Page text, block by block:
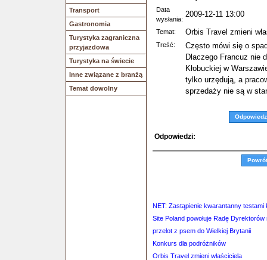
Transport
Gastronomia
Turystyka zagraniczna
przyjazdowa
Turystyka na świecie
Inne związane z branżą
Temat dowolny
Data
wysłania:
2009-12-11 13:00
Temat: Orbis Travel zmieni
Treść:
Często mówi się o
Dlaczego Francuz nie
Kłobuckiej w
tylko urzędują, a
sprzedaży nie są w
Odpowiedz
Odpowiedzi:
NET: Zastąpienie kwarantanny
Site Poland powołuje Radę
przelot z psem do Wielkiej Brytanii
Konkurs dla podróżników
Orbis Travel zmieni właściciela